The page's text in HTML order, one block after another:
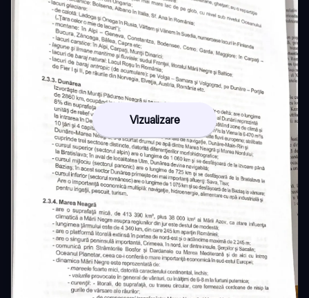
Vizualizare